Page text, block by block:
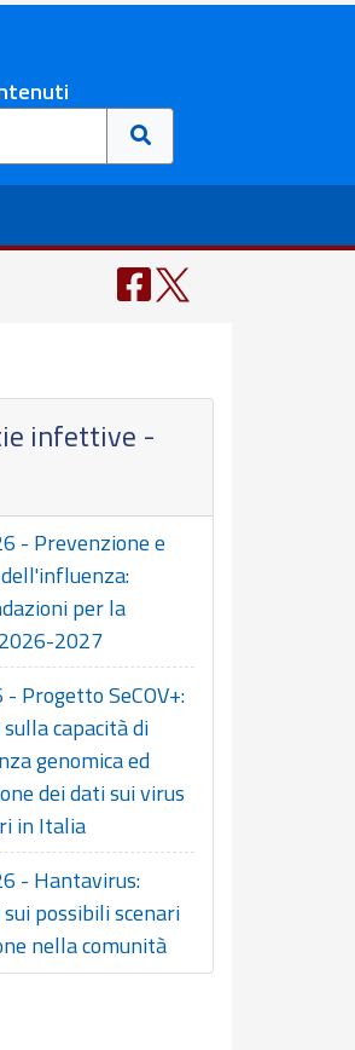
infettive -
- Prevenzione e
per la
2027
Progetto SeCOV+:
capacità di
genomica ed
dei dati sui virus
in Italia
- Hantavirus:
possibili scenari
nella comunità